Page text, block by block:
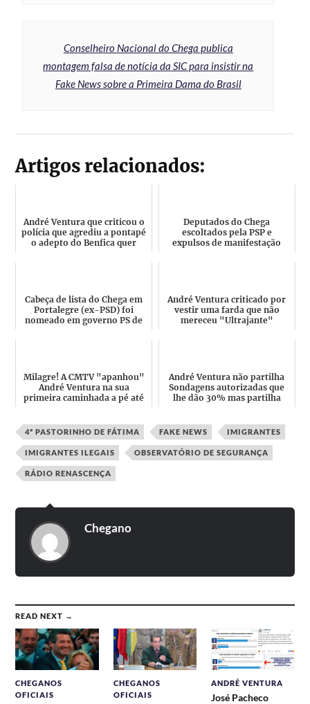
Conselheiro Nacional do Chega publica
montagem falsa de notícia da SIC para insistir na
Fake News sobre a Primeira Dama do Brasil
Artigos relacionados:
André Ventura que criticou o
polícia que agrediu a pontapé
o adepto do Benfica quer
Deputados do Chega
escoltados pela PSP e
expulsos de manifestação
Cabeça de lista do Chega em
Portalegre (ex-PSD) foi
nomeado em governo PS de
André Ventura criticado por
vestir uma farda que não
mereceu "Ultrajante"
Milagre! A CMTV "apanhou"
André Ventura na sua
primeira caminhada a pé até
André Ventura não partilha
Sondagens autorizadas que
lhe dão 30% mas partilha
4º PASTORINHO DE FÁTIMA FAKE NEWS IMIGRANTES
IMIGRANTES ILEGAIS OBSERVATÓRIO DE SEGURANÇA
RÁDIO RENASCENÇA
Chegano
READ NEXT →
CHEGANOS
OFICIAIS
CHEGANOS
OFICIAIS
ANDRÉ VENTURA
José Pacheco